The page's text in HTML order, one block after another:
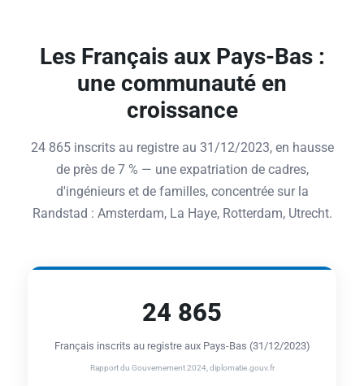
Les Français aux Pays-Bas :
une communauté en
croissance
24 865 inscrits au registre au 31/12/2023, en hausse
de près de 7 % — une expatriation de cadres,
d'ingénieurs et de familles, concentrée sur la
Randstad : Amsterdam, La Haye, Rotterdam, Utrecht.
24 865
Français inscrits au registre aux Pays-Bas (31/12/2023)
Rapport du Gouvernement 2024, diplomatie.gouv.fr